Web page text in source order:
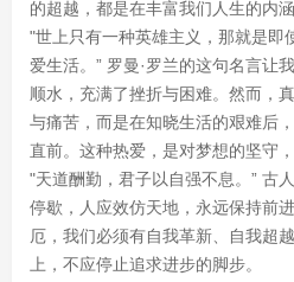
的超越，都是在丰富我们人生的内涵
"世上只有一种英雄主义，那就是即
爱生活。” 罗曼·罗兰的这句名言让
顺水，充满了挫折与困难。然而，
与痛苦，而是在知晓生活的艰难后
直前。这种热爱，是对梦想的坚守
"天道酬勤，君子以自强不息。” 古
停歇，人应效仿天地，永远保持前
厄，我们必须有自我革新、自我超
上，不应停止追求进步的脚步。